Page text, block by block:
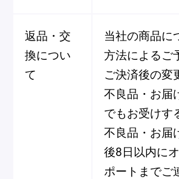
フルーツとヨーグルトの
ロン
「ヴルーテ」販売のお知
ピエール・
返品・交
換につい
て
当社の商品に
方法によるご
ご決済後の変
不良品・お届
でもお受けす
不良品・お届
後8日以内に
ポートまでご